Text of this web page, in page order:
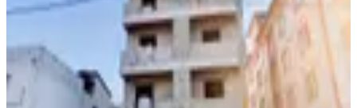
· 50 m² ·3. Kat·05.08.2026
2.250.000 ₺